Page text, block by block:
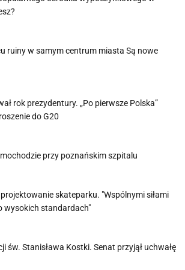
ruiny w samym centrum miasta Są nowe
rok prezydentury. „Po pierwsze Polska”
do G20
przy poznańskim szpitalu
skateparku. "Wspólnymi siłami
wysokich standardach"
św. Stanisława Kostki. Senat przyjął uchwałę